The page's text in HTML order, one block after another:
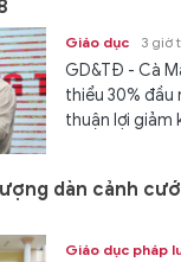
Giáo dục 3 giờ
GD&TĐ - Cà
thiểu 30% đầu
thuận lợi giảm
dàn cảnh
Giáo dục pháp